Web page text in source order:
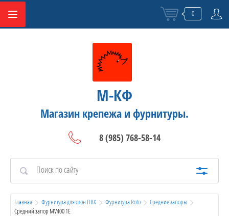
0
М-КФ
Магазин крепежа и фурнитуры.
8 (985) 768-58-14
Главная Фурнитура для окон ПВХ Фурнитура Roto
Средние запоры
Средний запор MV400 1E